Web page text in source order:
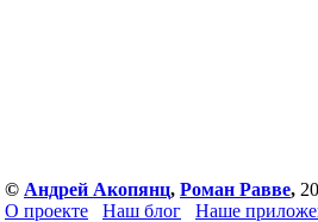
© Андрей Акопянц, Роман Равве,
О проекте
Наш блог Наше